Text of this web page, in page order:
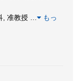
, 准教授
もっ